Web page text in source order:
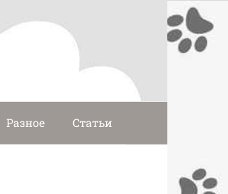
Разное Статьи